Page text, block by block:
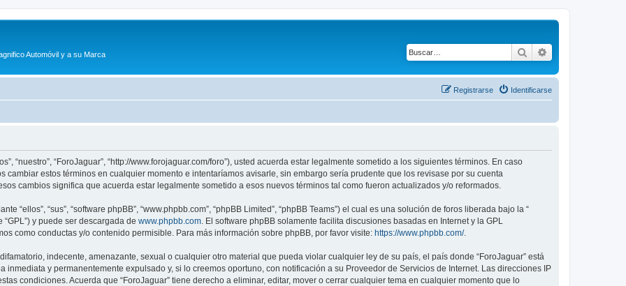
Automóvil y a su Marca Buscar
Identificarse
Registrarse
“nuestro”, “ForoJaguar”, “http://www.forojaguar.com/foro”), usted acuerda estar legalmente sometido a los siguientes términos. En caso
cambiar estos términos en cualquier momento e intentaríamos avisarle, sin embargo sería prudente que los revisase por su cuenta
cambios significa que acuerda estar legalmente sometido a esos nuevos términos tal como fueron actualizados y/o reformados.
“ellos”, “sus”, “software phpBB”, “www.phpbb.com”, “phpBB Limited”, “phpBB Teams”) el cual es una solución de foros liberada bajo la “
“GPL”) y puede ser descargada de www.phpbb.com . El software phpBB solamente facilita discusiones basadas en Internet y la GPL
como conductas y/o contenido permisible. Para más información sobre phpBB, por favor visite: https://www.phpbb.com/.
indecente, amenazante, sexual o cualquier otro material que pueda violar cualquier ley de su país, el país donde “ForoJaguar” está
y permanentemente expulsado y, si lo creemos oportuno, con notificación a su Proveedor de Servicios de Internet. Las direcciones IP
condiciones. Acuerda que “ForoJaguar” tiene derecho a eliminar, editar, mover o cerrar cualquier tema en cualquier momento que lo